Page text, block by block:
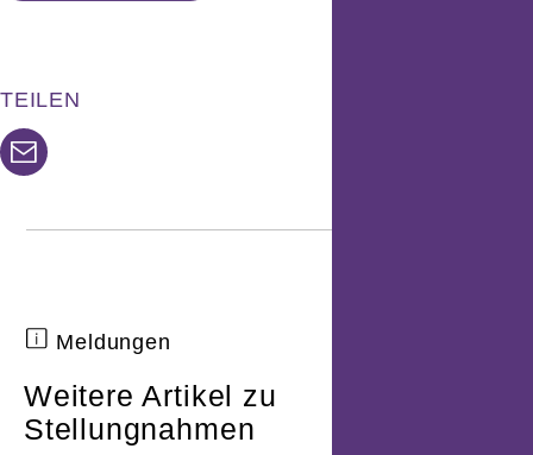
TEILEN
Link
E-
Meldungen
Weitere Artikel zu
Stellungnahmen